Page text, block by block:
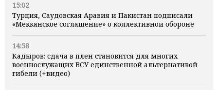
15:02
Турция, Саудовская Аравия и Пакистан подписали
«Мекканское соглашение» о коллективной обороне
14:58
Кадыров: сдача в плен становится для многих
военнослужащих ВСУ единственной альтернативой
гибели (+видео)